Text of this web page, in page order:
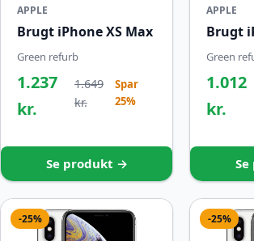
APPLE
Brugt iPhone XS Max
Green refurb
1.237
kr.
1.649
kr.
Spar
25%
Se produkt →
APPLE
Brugt
Green
1.012
kr.
-25% -25%